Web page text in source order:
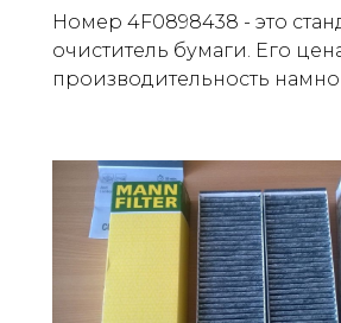
Номер 4F0898438 - это
очиститель бумаги. Его
производительность